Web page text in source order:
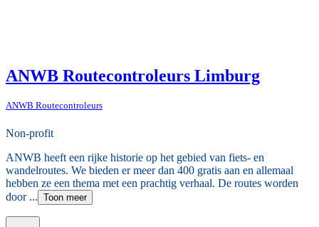
ANWB Routecontroleurs Limburg
ANWB Routecontroleurs
Non-profit
ANWB heeft een rijke historie op het gebied van fiets- en
wandelroutes. We bieden er meer dan 400 gratis aan en allemaal
hebben ze een thema met een prachtig verhaal. De routes worden
door ... Toon meer